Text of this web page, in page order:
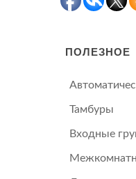
ПОЛЕЗНОЕ
Тамбуры
Входные